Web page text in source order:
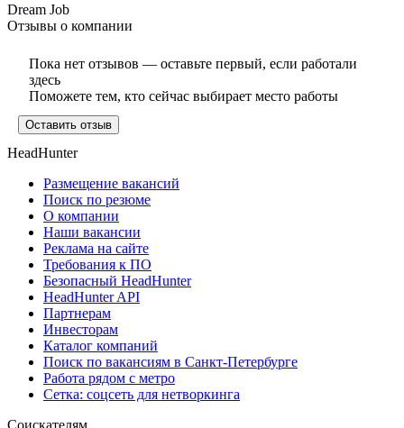
Dream Job
Отзывы о компании
Пока нет отзывов — оставьте первый, если работали
здесь
Поможете тем, кто сейчас выбирает место работы
Оставить отзыв
HeadHunter
Размещение вакансий
Поиск по резюме
О компании
Наши вакансии
Реклама на сайте
Требования к ПО
Безопасный HeadHunter
HeadHunter API
Партнерам
Инвесторам
Каталог компаний
Поиск по вакансиям в Санкт-Петербурге
Работа рядом с метро
Сетка: соцсеть для нетворкинга
Соискателям